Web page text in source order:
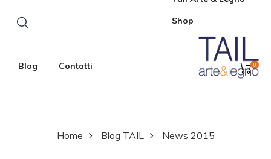
Shop
Blog Contatti 0
Home Blog TAIL News 2015